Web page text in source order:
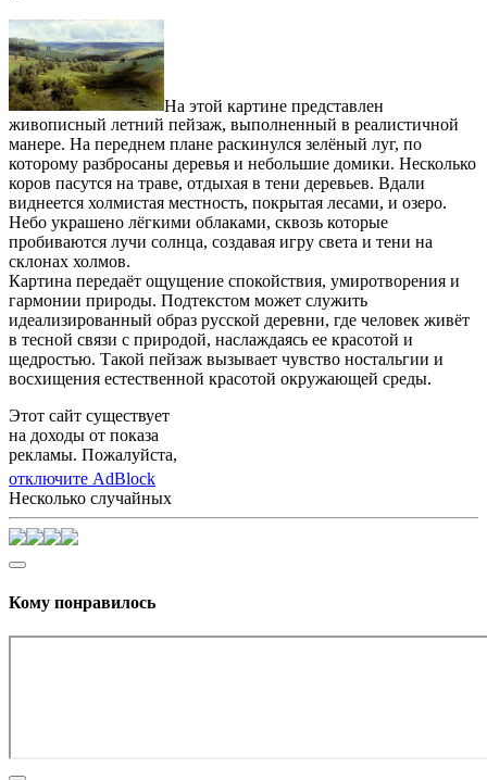
На этой картине представлен
живописный летний пейзаж, выполненный в реалистичной
манере. На переднем плане раскинулся зелёный луг, по
которому разбросаны деревья и небольшие домики. Несколько
коров пасутся на траве, отдыхая в тени деревьев. Вдали
виднеется холмистая местность, покрытая лесами, и озеро.
Небо украшено лёгкими облаками, сквозь которые
пробиваются лучи солнца, создавая игру света и тени на
склонах холмов.
Картина передаёт ощущение спокойствия, умиротворения и
гармонии природы. Подтекстом может служить
идеализированный образ русской деревни, где человек живёт
в тесной связи с природой, наслаждаясь ее красотой и
щедростью. Такой пейзаж вызывает чувство ностальгии и
восхищения естественной красотой окружающей среды.
Этот сайт существует
на доходы от показа
рекламы. Пожалуйста,
отключите AdBlock
Несколько случайных
Кому понравилось